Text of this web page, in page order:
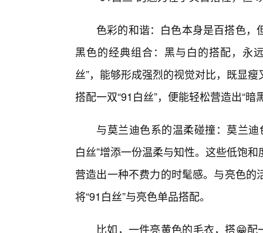
色彩的和谐：白色本身是百搭色，
黑色的经典组合：黑与白的搭配，永
丝”，能够形成强烈的视觉对比，既显
搭配一双“91白丝”，便能轻松营造出“暗
与莫兰迪色系的温柔碰撞：莫兰
白丝”增添一份温柔与知性。这些低饱
营造出一种不费力的时髦感。与亮色
将“91白丝”与亮色单品搭配。
比如，一件亮黄色的毛衣，搭😁配